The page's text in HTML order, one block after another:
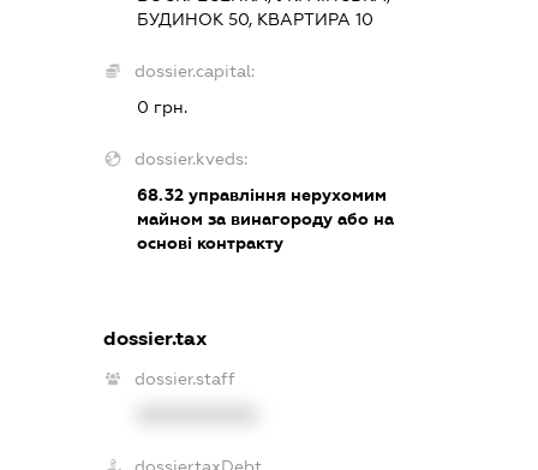
БУДИНОК 50, КВАРТИРА 10
dossier.capital:
0 грн.
dossier.kveds:
68.32управління нерухомим
майном за винагороду або на
основі контракту
dossier.tax
dossier.staff